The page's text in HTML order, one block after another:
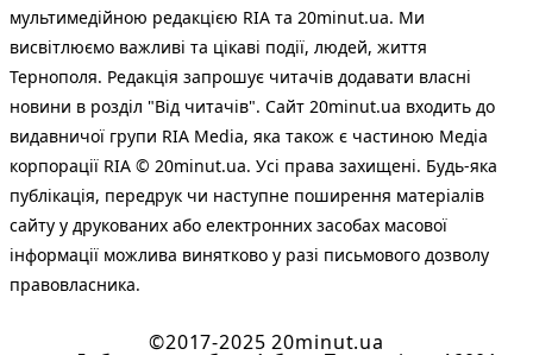
мультимедійною редакцією RIA та 20minut.ua. Ми
висвітлюємо важливі та цікаві події, людей, життя
Тернополя. Редакція запрошує читачів додавати власні
новини в розділ "Від читачів". Сайт 20minut.ua входить до
видавничої групи RIA Media, яка також є частиною Медіа
корпорації RIA © 20minut.ua. Усі права захищені. Будь-яка
публiкацiя, передрук чи наступне поширення матеріалів
сайту у друкованих або електронних засобах масової
інформації можлива винятково у разі письмового дозволу
правовласника.
©2017-2025 20minut.ua